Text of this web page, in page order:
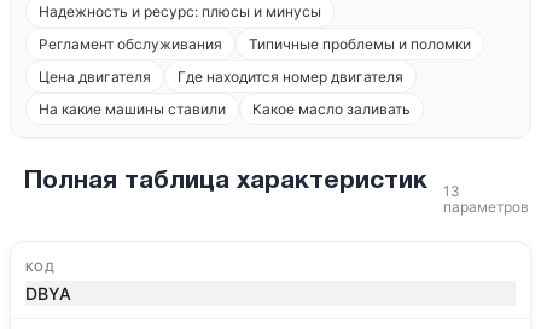
Надежность и ресурс: плюсы и минусы
Регламент обслуживания
Типичные проблемы и поломки
Цена двигателя
Где находится номер двигателя
На какие машины ставили
Какое масло заливать
Полная таблица характеристик
13
параметров
КОД
DBYA